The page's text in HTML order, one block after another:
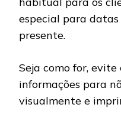
especial para datas
presente.
Seja como for,
informações para
visualmente e